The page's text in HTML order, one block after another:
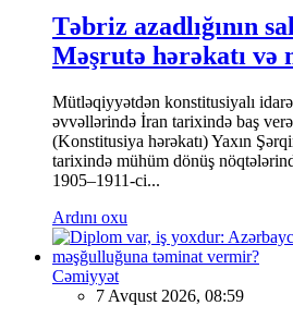
Təbriz azadlığının
Məşrutə hərəkatı və
Mütləqiyyətdən konstitusiyalı
əvvəllərində İran tarixində baş
(Konstitusiya hərəkatı) Yaxın
tarixində mühüm dönüş
1905–1911-ci...
Ardını oxu
Cəmiyyət
7 Avqust 2026, 08:59